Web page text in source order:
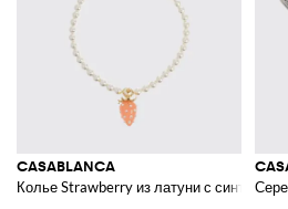
CASABLANCA
Колье Strawberry из латуни с